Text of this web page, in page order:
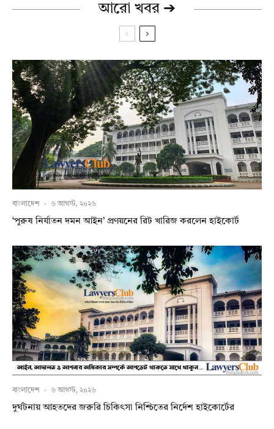
আরো খবর ➔
বাংলাদেশ · ৬ আগস্ট, ২০২৬
‘পুরুষ নির্যাতন দমন আইন’ প্রণয়নের রিট খারিজ করলেন হাইকোর্ট
বাংলাদেশ · ৬ আগস্ট, ২০২৬
দুর্ঘটনায় আহতদের জরুরি চিকিৎসা নিশ্চিতের নির্দেশ হাইকোর্টের